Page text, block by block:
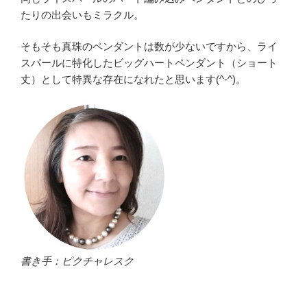
たりの出会いもミラクル。
そもそも真珠のペンダントは数が少ないですから、ライ
スパールに特化したビッグハートペンダント（ショート
丈）として特異な存在になれたと思います(^-^)。
書き手：ピクチャレスク